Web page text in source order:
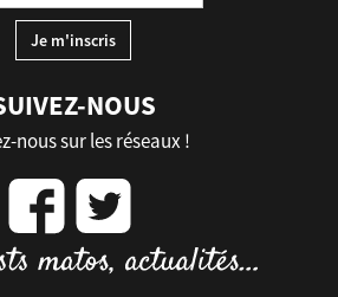
NOUS
nous sur les réseaux !